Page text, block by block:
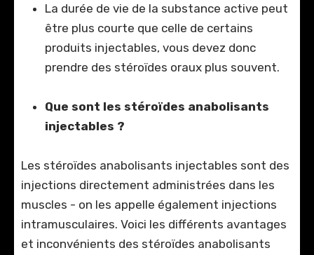
La durée de vie de la substance active peut
être plus courte que celle de certains
produits injectables, vous devez donc
prendre des stéroïdes oraux plus souvent.
Que sont les stéroïdes anabolisants
injectables ?
Les stéroïdes anabolisants injectables sont des
injections directement administrées dans les
muscles - on les appelle également injections
intramusculaires. Voici les différents avantages
et inconvénients des stéroïdes anabolisants